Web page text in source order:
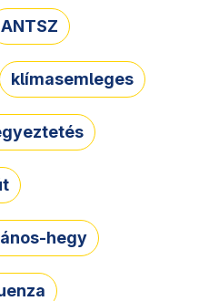
ANTSZ
klímasemleges
hegy